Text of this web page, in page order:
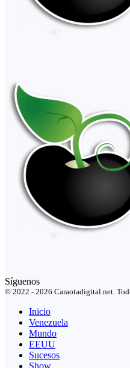
Síguenos
© 2022 - 2026 Caraotadigital.net.
Inicio
Venezuela
Mundo
EEUU
Sucesos